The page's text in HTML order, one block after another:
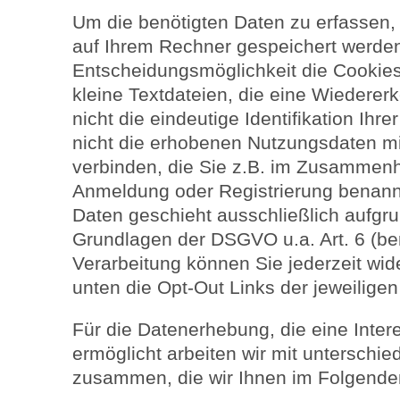
Um die benötigten Daten zu
auf Ihrem Rechner gespeichert
Entscheidungsmöglichkeit die
kleine Textdateien, die eine
nicht die eindeutige Identifikation
nicht die erhobenen Nutzungsdaten
verbinden, die Sie z.B. im
Anmeldung oder Registrierung
Daten geschieht ausschließlich
Grundlagen der DSGVO u.a. Art. 6
Verarbeitung können Sie jederzeit
unten die Opt-Out Links der
Für die Datenerhebung, die eine
ermöglicht arbeiten wir mit
zusammen, die wir Ihnen im